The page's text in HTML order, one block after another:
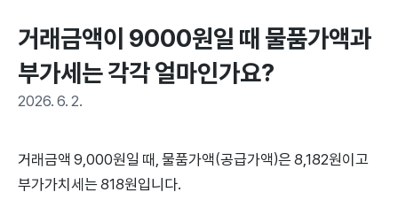
거래금액이 9000원일 때 물품가액과
부가세는 각각 얼마인가요?
2026. 6. 2.
거래금액 9,000원일 때, 물품가액(공급가액)은 8,182원이고
부가가치세는 818원입니다.